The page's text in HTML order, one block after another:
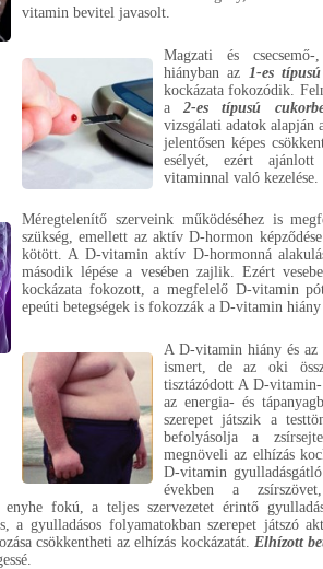
vitamin bevitel javasolt.
Magzati és
hiányban az 1-es
kockázata fokozódik.
a2-es típusú
vizsgálati adatok alapján
jelentősen képes
esélyét, ezért
vitaminnal való kezelése.
Méregtelenítő szerveink működéséhez is
szükség, emellett az aktív D-hormon
kötött. A D-vitamin aktív D-hormonná
második lépése a vesében zajlik. Ezért
kockázata fokozott, a megfelelő D-vitamin
epeúti betegségek is fokozzák a D-vitamin
A D-vitamin hiány és az
ismert, de az oki
tisztázódott A D-
az energia- és
szerepet játszik a
befolyásolja a
megnöveli az elhízás
D-vitamin
években a
enyhe fokú, a teljes szervezetet érintő
a gyulladásos folyamatokban szerepet játszó
csökkentheti az elhízás kockázatát. Elhízott